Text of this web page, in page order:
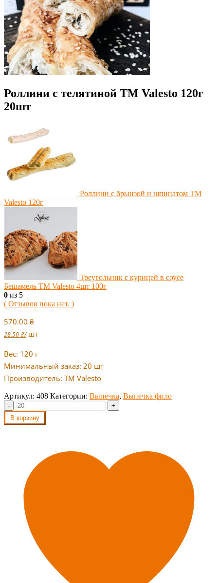
Роллини с телятиной TM Valesto 120г
20шт
Роллини с брынзой и шпинатом TM
Valesto 120г
Треугольник с курицей в соусе
Бешамель TM Valesto 4шт 100г
0 из 5
( Отзывов пока нет. )
570.00 ₴
28.50₴/ шт
Вес: 120 г
Минимальный заказ: 20 шт
Производитель: TM Valesto
Артикул: 408 Категории: Выпечка, Выпечка фило
-
+
В корзину